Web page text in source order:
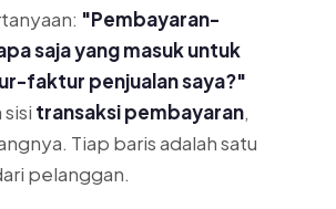
PT Maju
190.000.000
TOTAL 5.177.500.000
utama sebagai contoh. Rincian
transaksi tersedia di Accurate Online.
"Pembayaran-
saja yang masuk untuk
faktur penjualan saya?"
transaksi pembayaran,
Tiap baris adalah satu
pelanggan.